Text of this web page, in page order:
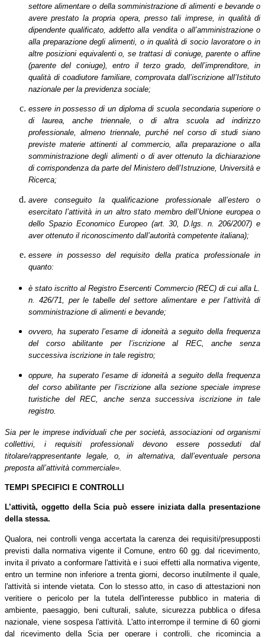
settore alimentare o della somministrazione di alimenti e bevande o
avere prestato la propria opera, presso tali imprese, in qualità di
dipendente qualificato, addetto alla vendita o all’amministrazione o
alla preparazione degli alimenti, o in qualità di socio lavoratore o in
altre posizioni equivalenti o, se trattasi di coniuge, parente o affine
(parente del coniuge), entro il terzo grado, dell’imprenditore, in
qualità di coadiutore familiare, comprovata dall’iscrizione all’Istituto
nazionale per la previdenza sociale;
essere in possesso di un diploma di scuola secondaria superiore o
di laurea, anche triennale, o di altra scuola ad indirizzo
professionale, almeno triennale, purché nel corso di studi siano
previste materie attinenti al commercio, alla preparazione o alla
somministrazione degli alimenti o di aver ottenuto la dichiarazione
di corrispondenza da parte del Ministero dell’Istruzione, Università e
Ricerca;
avere conseguito la qualificazione professionale all’estero o
esercitato l’attività in un altro stato membro dell’Unione europea o
dello Spazio Economico Europeo (art. 30, D.lgs. n. 206/2007) e
aver ottenuto il riconoscimento dall’autorità competente italiana);
essere in possesso del requisito della pratica professionale in
quanto:
è stato iscritto al Registro Esercenti Commercio (REC) di cui alla L.
n. 426/71, per le tabelle del settore alimentare e per l’attività di
somministrazione di alimenti e bevande;
ovvero, ha superato l’esame di idoneità a seguito della frequenza
del corso abilitante per l’iscrizione al REC, anche senza
successiva iscrizione in tale registro;
oppure, ha superato l’esame di idoneità a seguito della frequenza
del corso abilitante per l’iscrizione alla sezione speciale imprese
turistiche del REC, anche senza successiva iscrizione in tale
registro.
Sia per le imprese individuali che per società, associazioni od organismi
collettivi, i requisiti professionali devono essere posseduti dal
titolare/rappresentante legale, o, in alternativa, dall’eventuale persona
preposta all’attività commerciale».
TEMPI SPECIFICI E CONTROLLI
L’attività, oggetto della Scia può essere iniziata dalla presentazione
della stessa.
Qualora, nei controlli venga accertata la carenza dei requisiti/presupposti
previsti dalla normativa vigente il Comune, entro 60 gg. dal ricevimento,
invita il privato a conformare l'attività e i suoi effetti alla normativa vigente,
entro un termine non inferiore a trenta giorni, decorso inutilmente il quale,
l'attività si intende vietata. Con lo stesso atto, in caso di attestazioni non
veritiere o pericolo per la tutela dell'interesse pubblico in materia di
ambiente, paesaggio, beni culturali, salute, sicurezza pubblica o difesa
nazionale, viene sospesa l'attività. L'atto interrompe il termine di 60 giorni
dal ricevimento della Scia per operare i controlli, che ricomincia a